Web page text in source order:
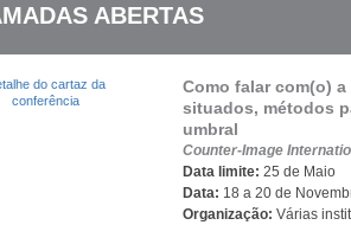
ABERTAS
Como falar com(o)
situados, métodos
umbral
Counter-Image
Data limite: 25 de Maio
Data: 18 a 20 de
Organização: Várias